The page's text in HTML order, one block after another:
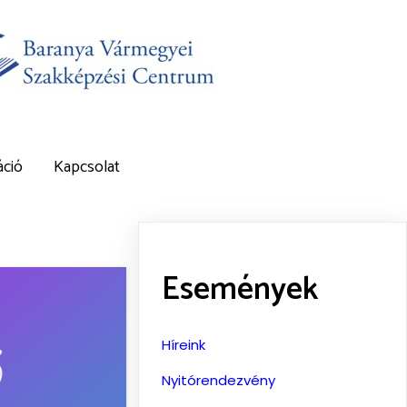
Kapcsolat
Események
Híreink
Nyitórendezvény